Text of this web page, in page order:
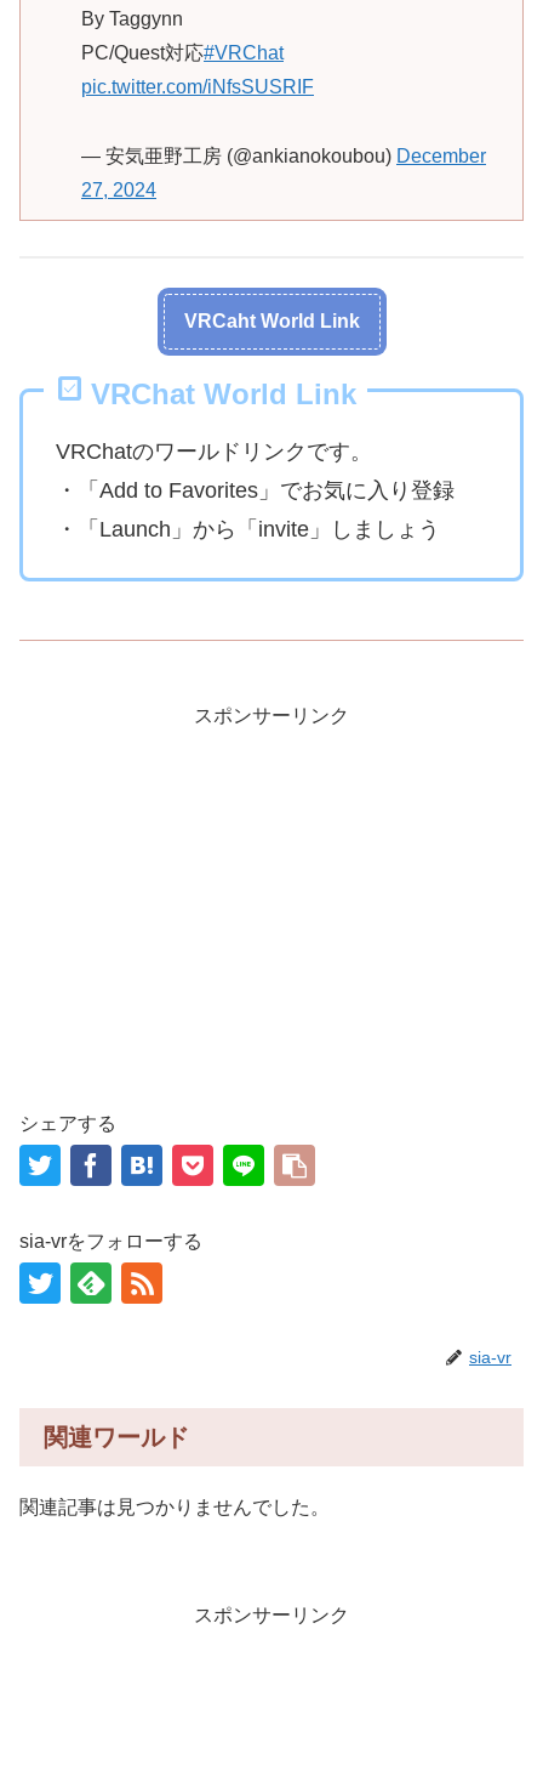
By Taggynn
PC/Quest対応#VRChat
pic.twitter.com/iNfsSUSRIF
— 安気亜野工房 (@ankianokoubou) December
27, 2024
VRCaht World Link
VRChat World Link
VRChatのワールドリンクです。
・「Add to Favorites」でお気に入り登録
・「Launch」から「invite」しましょう
スポンサーリンク
シェアする
sia-vrをフォローする
sia-vr
関連ワールド
関連記事は見つかりませんでした。
スポンサーリンク